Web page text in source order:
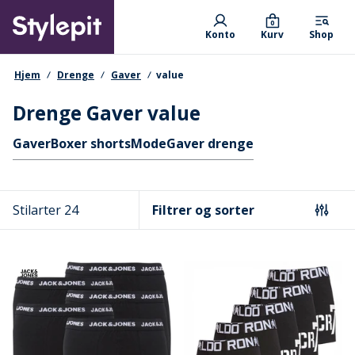
main
content
Primary departments
Konto Kurv
0
Shop
navigationssti
Hjem Drenge Gaver value
Drenge Gaver value
Hurtige links
GaverBoxer shortsModeGaver drenge
Stilarter 24 Filtrer og sorter